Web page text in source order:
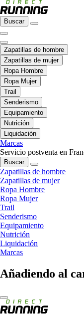
Buscar
Zapatillas de hombre
Zapatillas de mujer
Ropa Hombre
Ropa Mujer
Trail
Senderismo
Equipamiento
Nutrición
Liquidación
Marcas
Servicio postventa en
Buscar
Zapatillas de hombre
Zapatillas de mujer
Ropa Hombre
Ropa Mujer
Trail
Senderismo
Equipamiento
Nutrición
Liquidación
Marcas
Añadiendo al